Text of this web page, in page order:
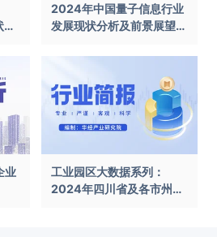
及
2024年中国量子信息行业
发展现状分析及前景展望报
业
工业园区大数据系列：
2024年四川省及各市州工